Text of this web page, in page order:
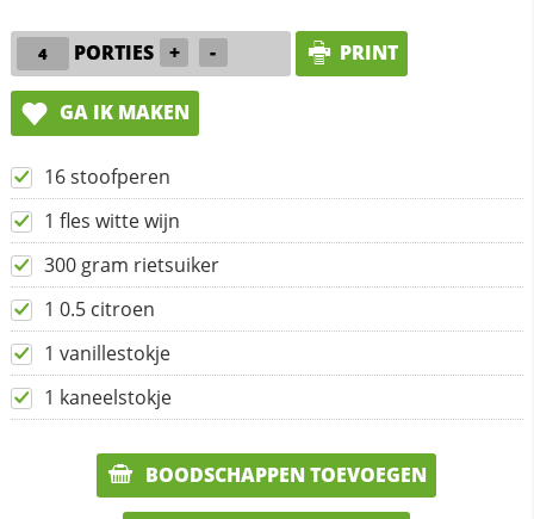
PORTIES + - PRINT
GA IK MAKEN
16 stoofperen
1 fles witte wijn
300 gram rietsuiker
1 0.5 citroen
1 vanillestokje
1 kaneelstokje
BOODSCHAPPEN TOEVOEGEN